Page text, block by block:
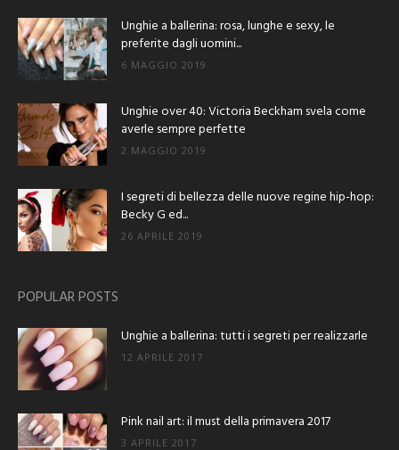
Unghie a ballerina: rosa, lunghe e sexy, le
preferite dagli uomini...
6 MAGGIO 2019
Unghie over 40: Victoria Beckham svela come
averle sempre perfette
2 MAGGIO 2019
I segreti di bellezza delle nuove regine hip-hop:
Becky G ed...
26 APRILE 2019
POPULAR POSTS
Unghie a ballerina: tutti i segreti per realizzarle
12 APRILE 2017
Pink nail art: il must della primavera 2017
3 APRILE 2017